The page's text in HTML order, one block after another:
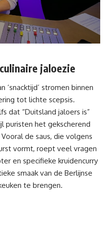
jaloezie
‘snacktijd’ stromen binnen
tot lichte scepsis.
dat “Duitsland jaloers is”
puristen het gekscherend
de saus, die volgens
vormt, roept veel vragen
en specifieke kruidencurry
smaak van de Berlijnse
te brengen.